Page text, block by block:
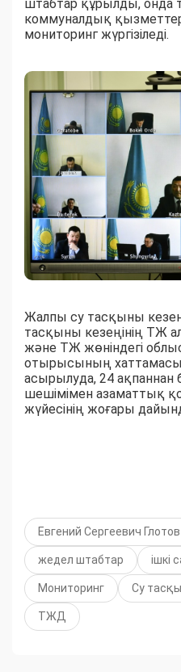
штабтар құрылды, онда
коммуналдық
мониторинг жүргізіледі.
Жалпы су тасқыны
тасқыны кезеңінің ТЖ
және ТЖ жөніндегі
отырысының
асырылуда, 24 ақпаннан
шешімімен азаматтық
жүйесінің жоғары
Евгений Сергеевич Глотов
жедел штабтар ішкі
Мониторинг Су
ТЖД